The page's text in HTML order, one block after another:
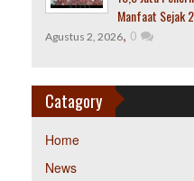
Manfaat Sejak
Agustus 2, 2026, 0
Catagory
Home
News